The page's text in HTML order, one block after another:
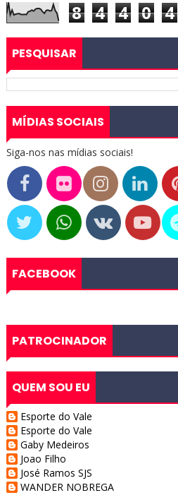
8 4 4 0 4
PESQUISAR
MÍDIAS SOCIAIS
Siga-nos nas mídias sociais!
FACEBOOK
PATROCINADOR
QUEM SOU EU
Esporte do Vale
Esporte do Vale
Gaby Medeiros
Joao Filho
José Ramos SJS
WANDER NOBREGA